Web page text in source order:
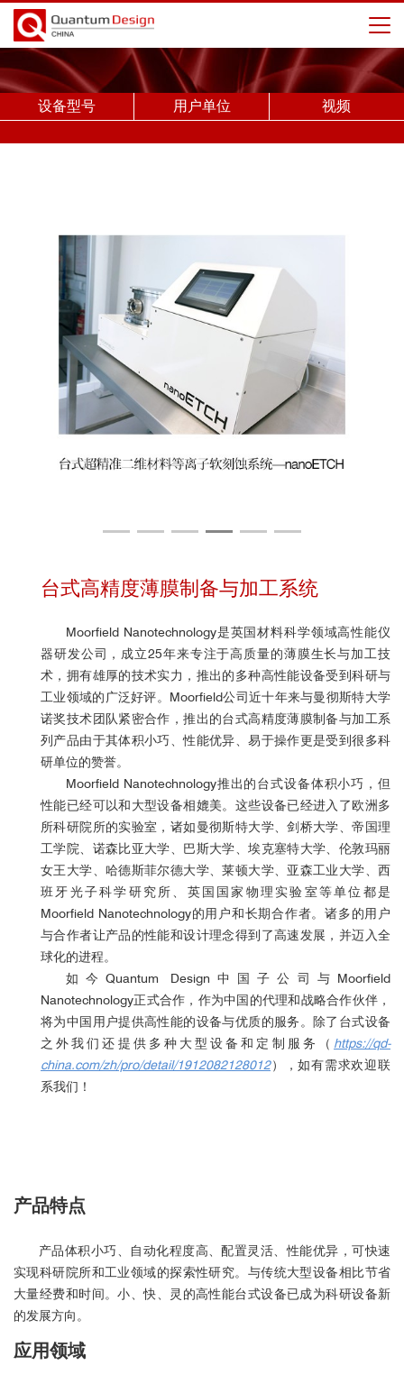
设备型号 用户单位 视频
台式高精度薄膜制备与加工系统
Moorfield Nanotechnology是英国材料科学领域高性能仪
器研发公司，成立25年来专注于高质量的薄膜生长与加工技
术，拥有雄厚的技术实力，推出的多种高性能设备受到科研与
工业领域的广泛好评。 Moorfield公司近十年来与曼彻斯特大学
诺奖技术团队紧密合作，推出的台式高精度薄膜制备与加工系
列产品由于其体积小巧、性能优异、易于操作更是受到很多科
研单位的赞誉。
Moorfield Nanotechnology推出的台式设备体积小巧，但
性能已经可以和大型设备相媲美。这些设备已经进入了欧洲多
所科研院所的实验室，诸如曼彻斯特大学、剑桥大学、帝国理
工学院、诺森比亚大学、巴斯大学、埃克塞特大学、伦敦玛丽
女王大学、哈德斯菲尔德大学、莱顿大学、亚森工业大学、西
班牙光子科学研究所、英国国家物理实验室等单位都是
Moorfield Nanotechnology的用户和长期合作者。诸多的用户
与合作者让产品的性能和设计理念得到了高速发展，并迈入全
球化的进程。
如今Quantum Design中国子公司与Moorfield
Nanotechnology正式合作，作为中国的代理和战略合作伙伴，
将为中国用户提供高性能的设备与优质的服务。除了台式设备
之外我们还提供多种大型设备和定制服务（ https://qd-
china.com/zh/pro/detail/1912082128012），如有需求欢迎联
系我们！
产品特点
产品体积小巧、自动化程度高、配置灵活、性能优异，可快速
实现科研院所和工业领域的探索性研究。与传统大型设备相比节省
大量经费和时间。小、快、灵的高性能台式设备已成为科研设备新
的发展方向。
应用领域